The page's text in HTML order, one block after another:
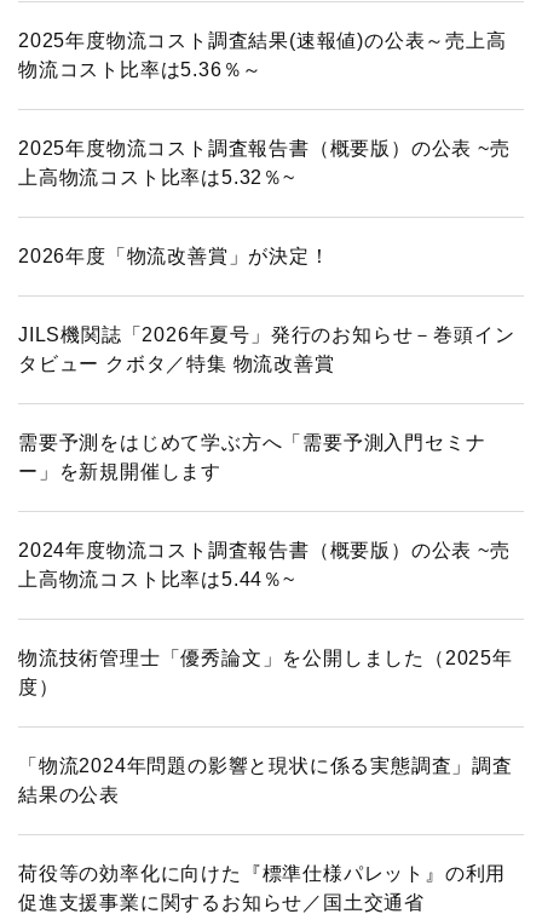
2025年度物流コスト調査結果(速報値)の公表～売上高
物流コスト比率は5.36％～
2025年度物流コスト調査報告書（概要版）の公表 ~売
上高物流コスト比率は5.32％~
2026年度「物流改善賞」が決定！
JILS機関誌「2026年夏号」発行のお知らせ－巻頭イン
タビュー クボタ／特集 物流改善賞
需要予測をはじめて学ぶ方へ「需要予測入門セミナ
ー」を新規開催します
2024年度物流コスト調査報告書（概要版）の公表 ~売
上高物流コスト比率は5.44％~
物流技術管理士「優秀論文」を公開しました（2025年
度）
「物流2024年問題の影響と現状に係る実態調査」調査
結果の公表
荷役等の効率化に向けた『標準仕様パレット』の利用
促進支援事業に関するお知らせ／国土交通省